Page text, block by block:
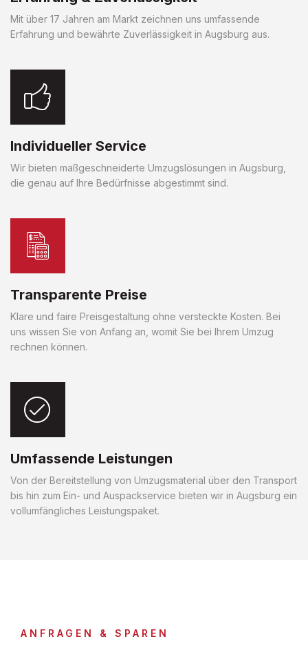
Mit über 17 Jahren am Markt zeichnen uns umfassende
Erfahrung und bewährte Zuverlässigkeit in Augsburg aus.
Individueller Service
Wir bieten maßgeschneiderte Umzugslösungen in Augsburg,
die genau auf Ihre Bedürfnisse abgestimmt sind.
Transparente Preise
Klare und faire Preisgestaltung ohne versteckte Kosten. Bei
uns wissen Sie von Anfang an, womit Sie bei Ihrem Umzug
rechnen können.
Umfassende Leistungen
Von der Bereitstellung von Umzugsmaterial über den Transport
bis hin zum Ein- und Auspackservice bieten wir in Augsburg ein
vollumfängliches Leistungspaket.
ANFRAGEN & SPAREN